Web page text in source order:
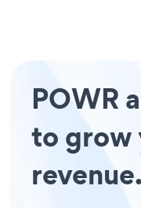
POWR
to grow
revenue.